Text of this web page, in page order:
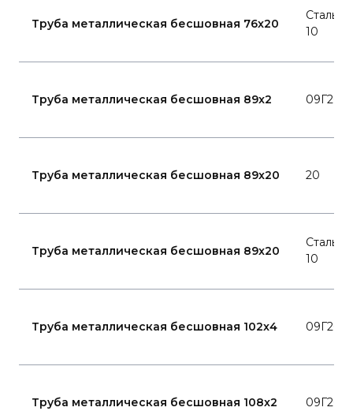
Труба металлическая бесшовная 76x20
Сталь
10
Труба металлическая бесшовная 89x2 09Г2С
Труба металлическая бесшовная 89x20 20
Труба металлическая бесшовная 89x20
Сталь
10
Труба металлическая бесшовная 102x4 09Г2С
Труба металлическая бесшовная 108x2 09Г2С